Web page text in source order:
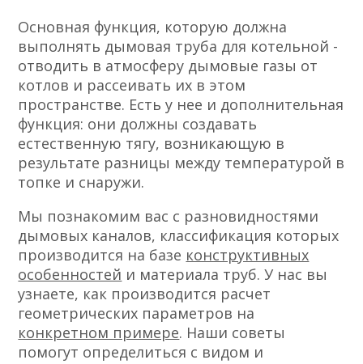
Основная функция, которую должна
выполнять дымовая труба для котельной -
отводить в атмосферу дымовые газы от
котлов и рассеивать их в этом
пространстве. Есть у нее и дополнительная
функция: они должны создавать
естественную тягу, возникающую в
результате разницы между температурой в
топке и снаружи.
Мы познакомим вас с разновидностями
дымовых каналов, классификация которых
производится на базе конструктивных
особенностей и материала труб. У нас вы
узнаете, как производится расчет
геометрических параметров на
конкретном примере. Наши советы
помогут определиться с видом и